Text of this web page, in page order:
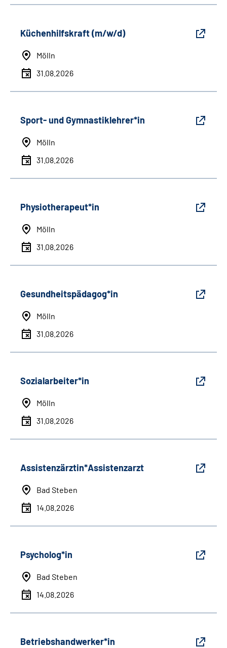
Küchenhilfskraft (m/w/d)
Mölln
31.08.2026
Sport- und Gymnastiklehrer*in
Mölln
31.08.2026
Physiotherapeut*in
Mölln
31.08.2026
Gesundheitspädagog*in
Mölln
31.08.2026
Sozialarbeiter*in
Mölln
31.08.2026
Assistenzärztin*Assistenzarzt
Bad Steben
14.08.2026
Psycholog*in
Bad Steben
14.08.2026
Betriebshandwerker*in